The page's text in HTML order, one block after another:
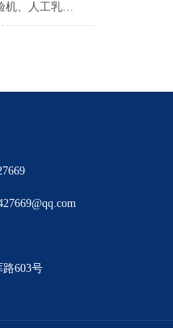
乳房植入物耐磨试验机、人工乳房假体磨耗试验机
603号